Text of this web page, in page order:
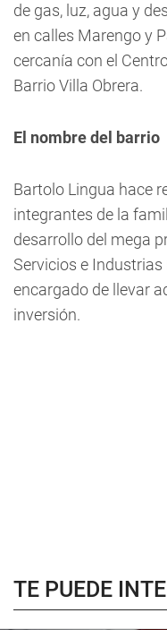
de gas, luz, agua y
en calles Marengo y
cercanía con el
Barrio Villa Obrera.
El nombre del barrio
Bartolo Lingua hace
integrantes de la
desarrollo del mega
Servicios e Industrias
encargado de llevar
inversión.
TE PUEDE